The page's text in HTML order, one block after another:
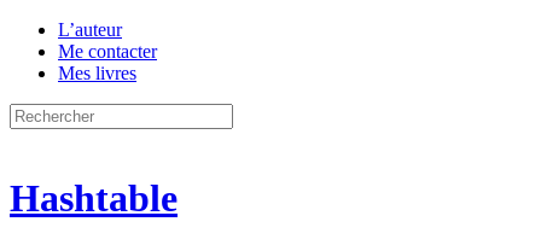
L’auteur
Me contacter
Mes livres
Hashtable